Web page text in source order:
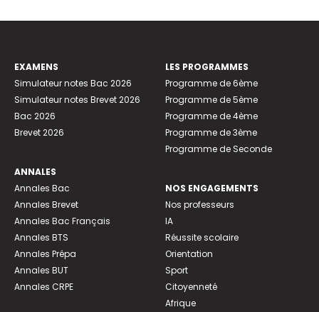
EXAMENS
Simulateur notes Bac 2026
Simulateur notes Brevet 2026
Bac 2026
Brevet 2026
ANNALES
Annales Bac
Annales Brevet
Annales Bac Français
Annales BTS
Annales Prépa
Annales BUT
Annales CRPE
LES PROGRAMMES
Programme de 6ème
Programme de 5ème
Programme de 4ème
Programme de 3ème
Programme de Seconde
NOS ENGAGEMENTS
Nos professeurs
IA
Réussite scolaire
Orientation
Sport
Citoyenneté
Afrique